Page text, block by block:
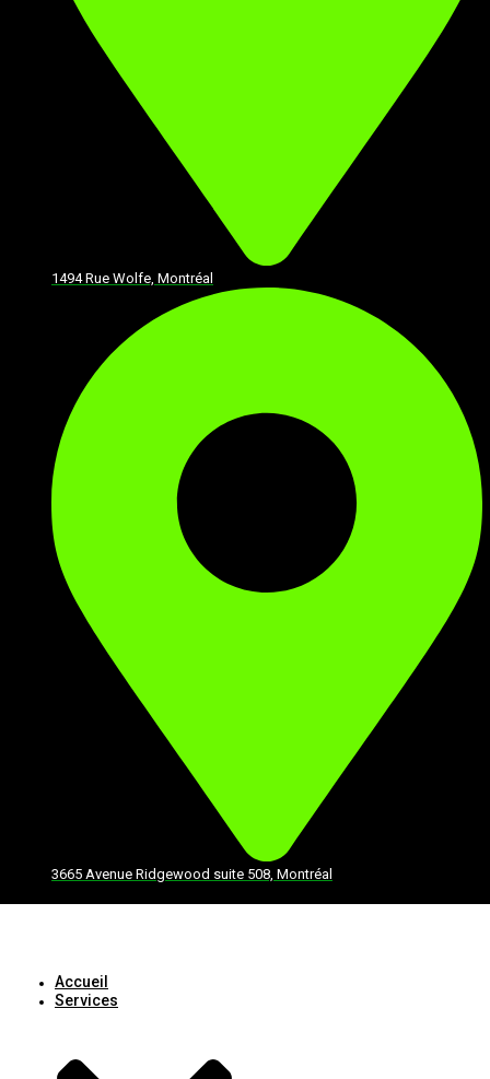
1494 Rue Wolfe, Montréal
3665 Avenue Ridgewood suite 508, Montréal
Accueil
Services